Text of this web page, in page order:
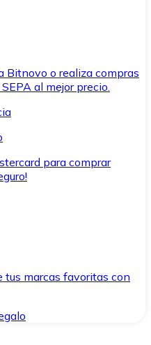
Bitnovo o realiza compras
al mejor precio.
para comprar
tus marcas favoritas con